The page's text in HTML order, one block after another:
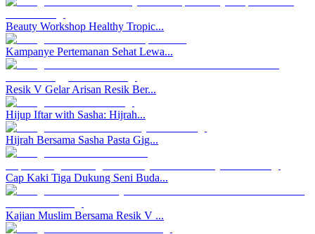
Beauty Workshop Healthy Tropic...
Kampanye Pertemanan Sehat Lewa...
Resik V Gelar Arisan Resik Ber...
Hijup Iftar with Sasha: Hijrah...
Hijrah Bersama Sasha Pasta Gig...
Cap Kaki Tiga Dukung Seni Buda...
Kajian Muslim Bersama Resik V ...